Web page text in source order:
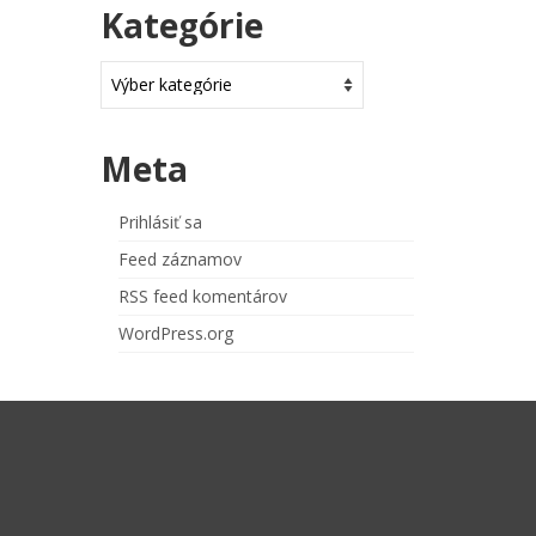
Kategórie
Meta
Prihlásiť sa
Feed záznamov
RSS feed komentárov
WordPress.org